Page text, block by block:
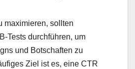
maximieren, sollten
Tests durchführen, um
und Botschaften zu
Ziel ist es, eine CTR